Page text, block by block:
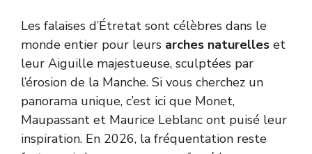
Les falaises d’Étretat sont célèbres dans le
monde entier pour leurs arches naturelles et
leur Aiguille majestueuse, sculptées par
l’érosion de la Manche. Si vous cherchez un
panorama unique, c’est ici que Monet,
Maupassant et Maurice Leblanc ont puisé leur
inspiration. En 2026, la fréquentation reste